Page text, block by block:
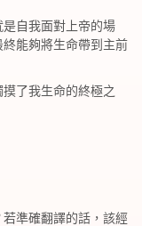
自我面對上帝的場
能夠將生命帶到主前
了我生命的終極之
準確翻譯的話，該經